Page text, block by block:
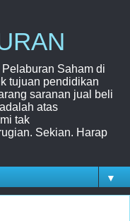
Saham di
tujuan pendidikan
saranan jual beli
atas
tak
Sekian. Harap
▼